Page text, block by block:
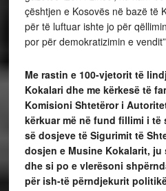
çështjen e Kosovës në bazë të
për të luftuar ishte jo për
por për demokratizimin e
Me rastin e 100-vjetorit të
Kokalari dhe me kërkesë të
Komisioni Shtetëror i
kërkuar më në fund fillimi i të
së dosjeve të Sigurimit të
dosjen e Musine Kokalarit,
dhe si po e vlerësoni
për ish-të përndjekurit